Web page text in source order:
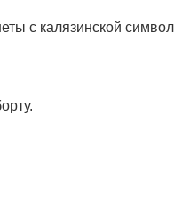
с калязинской